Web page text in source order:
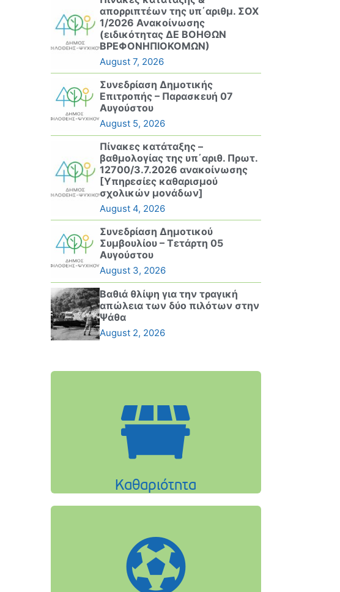
απορριπτέων της υπ΄αριθμ. ΣΟΧ
1/2026 Ανακοίνωσης
(ειδικότητας ΔΕ ΒΟΗΘΩΝ
ΒΡΕΦΟΝΗΠΙΟΚΟΜΩΝ)
August 7, 2026
Συνεδρίαση Δημοτικής
Επιτροπής – Παρασκευή 07
Αυγούστου
August 5, 2026
Πίνακες κατάταξης –
βαθμολογίας της υπ΄αριθ. Πρωτ.
12700/3.7.2026 ανακοίνωσης
[Υπηρεσίες καθαρισμού
σχολικών μονάδων]
August 4, 2026
Συνεδρίαση Δημοτικού
Συμβουλίου – Τετάρτη 05
Αυγούστου
August 3, 2026
Βαθιά θλίψη για την τραγική
απώλεια των δύο πιλότων στην
Ψάθα
August 2, 2026